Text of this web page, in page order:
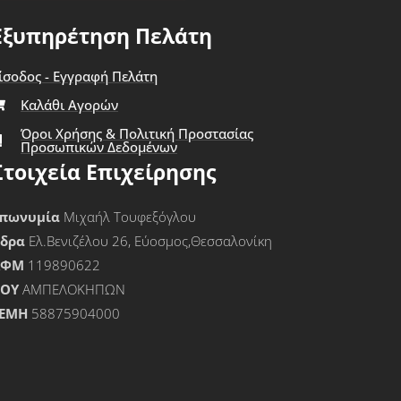
Πελάτη
- Εγγραφή Πελάτη
Καλάθι Αγορών
Όροι Χρήσης & Πολιτική Προστασίας
Προσωπικών Δεδομένων
Επιχείρησης
Μιχαήλ Τουφεξόγλου
Ελ.Βενιζέλου 26, Εύοσμος,Θεσσαλονίκη
119890622
ΑΜΠΕΛΟΚΗΠΩΝ
58875904000